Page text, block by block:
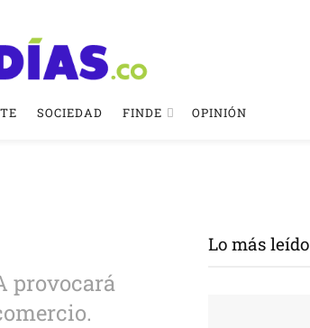
SOCIEDAD FINDE OPINIÓN
provocará
Lo más leído